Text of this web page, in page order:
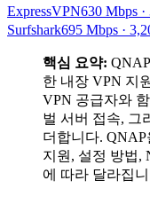
ExpressVPN630 Mbps
Surfshark695 Mbps ·
핵심 요약:
한 내장 VPN 지
VPN 공급자와
벌 서버 접속, 그
더합니다.
지원, 설정 방법,
에 따라 달라집